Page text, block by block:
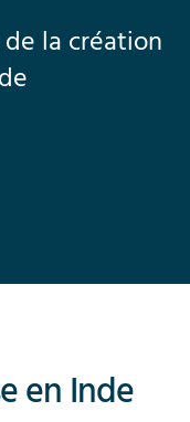
de la création
en Inde